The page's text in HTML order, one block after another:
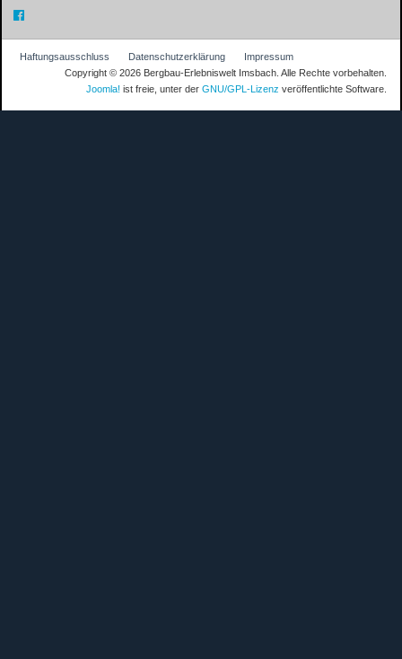
Haftungsausschluss Datenschutzerklärung
Impressum
Copyright © 2026 Bergbau-Erlebniswelt Imsbach. Alle Rechte vorbehalten.
Joomla! ist freie, unter der GNU/GPL-Lizenz veröffentlichte Software.